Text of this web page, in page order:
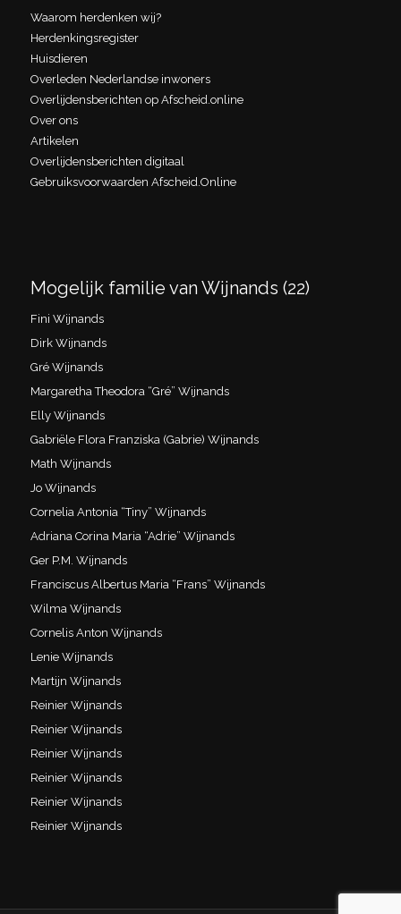
Waarom herdenken wij?
Herdenkingsregister
Huisdieren
Overleden Nederlandse inwoners
Overlijdensberichten op Afscheid.online
Over ons
Artikelen
Overlijdensberichten digitaal
Gebruiksvoorwaarden Afscheid.Online
Mogelijk familie van Wijnands (22)
Fini Wijnands
Dirk Wijnands
Gré Wijnands
Margaretha Theodora “Gré” Wijnands
Elly Wijnands
Gabriële Flora Franziska (Gabrie) Wijnands
Math Wijnands
Jo Wijnands
Cornelia Antonia “Tiny” Wijnands
Adriana Corina Maria “Adrie” Wijnands
Ger P.M. Wijnands
Franciscus Albertus Maria “Frans” Wijnands
Wilma Wijnands
Cornelis Anton Wijnands
Lenie Wijnands
Martijn Wijnands
Reinier Wijnands
Reinier Wijnands
Reinier Wijnands
Reinier Wijnands
Reinier Wijnands
Reinier Wijnands